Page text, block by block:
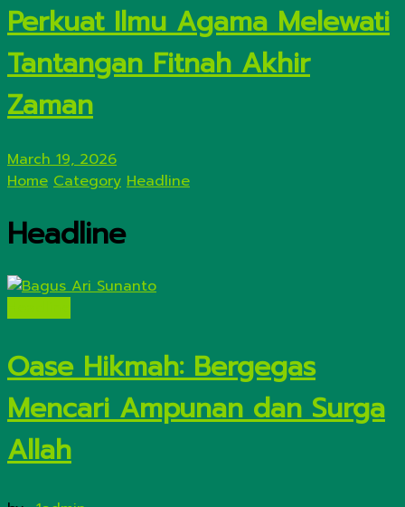
Perkuat Ilmu Agama Melewati
Tantangan Fitnah Akhir
Zaman
March 19, 2026
Home Category Headline
Headline
Oase Hikmah: Bergegas
Mencari Ampunan dan Surga
Allah